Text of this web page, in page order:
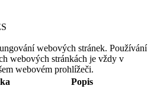
webových stránek. Používání
webových stránkách je vždy v
webovém prohlížeči.
Popis